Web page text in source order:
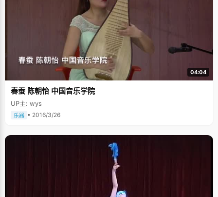
04:04
春蚕 陈朝怡 中国音乐学院
UP主: wys
乐器 • 2016/3/26